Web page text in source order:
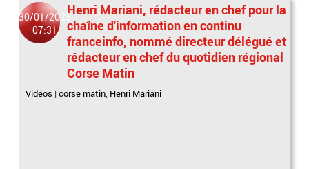
30/01/2023
07:31
Henri Mariani, rédacteur en chef pour la
chaîne d'information en continu
franceinfo, nommé directeur délégué et
rédacteur en chef du quotidien régional
Corse Matin
Vidéos |corse matin, Henri Mariani